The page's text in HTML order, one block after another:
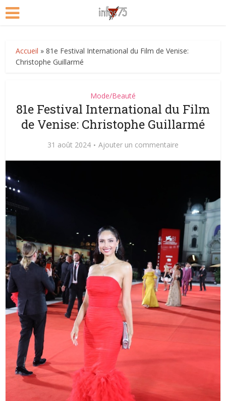
Accueil »81e Festival International du Film de Venise:
Christophe Guillarmé
Mode/Beauté
81e Festival International du Film
de Venise: Christophe Guillarmé
31 août 2024 Ajouter un commentaire